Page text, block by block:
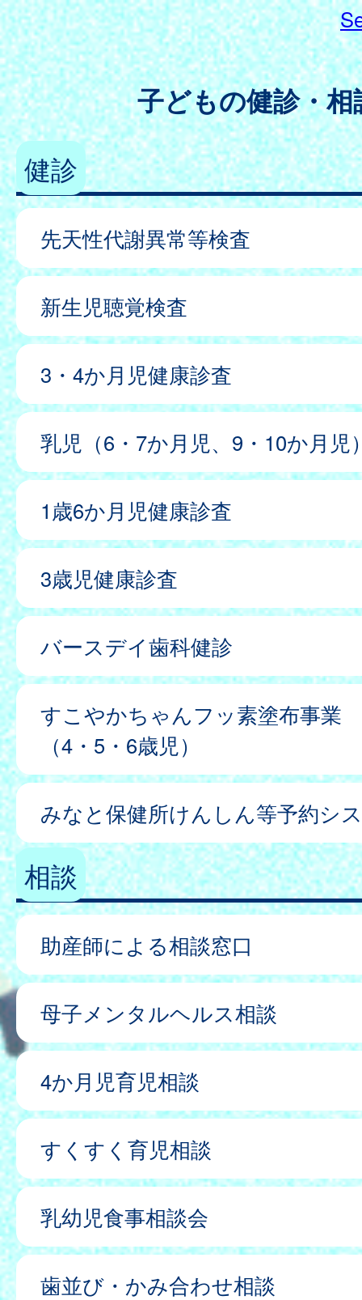
子どもの健診・相
健診
先天性代謝異常等検査
新生児聴覚検査
3・4か月児健康診査
乳児（6・7か月児、9・10か月児
1歳6か月児健康診査
3歳児健康診査
バースデイ歯科健診
すこやかちゃんフッ素塗布事業
（4・5・6歳児）
みなと保健所けんしん等予約シ
相談
助産師による相談窓口
母子メンタルヘルス相談
4か月児育児相談
すくすく育児相談
乳幼児食事相談会
歯並び・かみ合わせ相談